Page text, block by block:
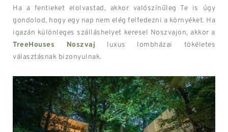
Ha a fentieket elolvastad, akkor valószínűleg Te is úgy
gondolod, hogy egy nap nem elég felfedezni a környéket. Ha
igazán különleges szálláshelyet keresel Noszvajon, akkor a
TreeHouses Noszvaj luxus lombházai tökéletes
választásnak bizonyulnak.